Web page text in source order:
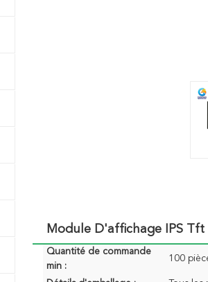
Module D'affichage IPS Tft
Quantité de commande
min :
100